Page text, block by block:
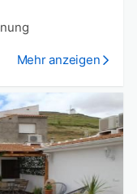
Mehr anzeigen